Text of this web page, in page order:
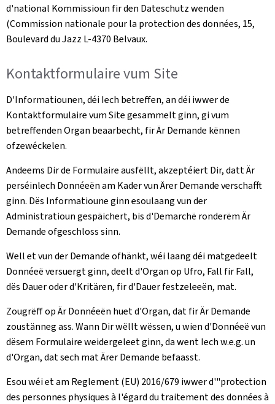
d'national Kommissioun fir den Dateschutz wenden
(Commission nationale pour la protection des données, 15,
Boulevard du Jazz L-4370 Belvaux.
Kontaktformulaire vum Site
D'Informatiounen, déi Iech betreffen, an déi iwwer de
Kontaktformulaire vum Site gesammelt ginn, gi vum
betreffenden Organ beaarbecht, fir Är Demande kënnen
ofzewéckelen.
Andeems Dir de Formulaire ausfëllt, akzeptéiert Dir, datt Är
perséinlech Donnéeën am Kader vun Ärer Demande verschafft
ginn. Dës Informatioune ginn esoulaang vun der
Administratioun gespäichert, bis d'Demarchë ronderëm Är
Demande ofgeschloss sinn.
Well et vun der Demande ofhänkt, wéi laang déi matgedeelt
Donnéeë versuergt ginn, deelt d'Organ op Ufro, Fall fir Fall,
dës Dauer oder d'Kritären, fir d'Dauer festzeleeën, mat.
Zougrëff op Är Donnéeën huet d'Organ, dat fir Är Demande
zoustänneg ass. Wann Dir wëllt wëssen, u wien d'Donnéeë vun
dësem Formulaire weidergeleet ginn, da went Iech w.e.g. un
d'Organ, dat sech mat Ärer Demande befaasst.
Esou wéi et am Reglement (EU) 2016/679 iwwer d'"protection
des personnes physiques à l'égard du traitement des données à